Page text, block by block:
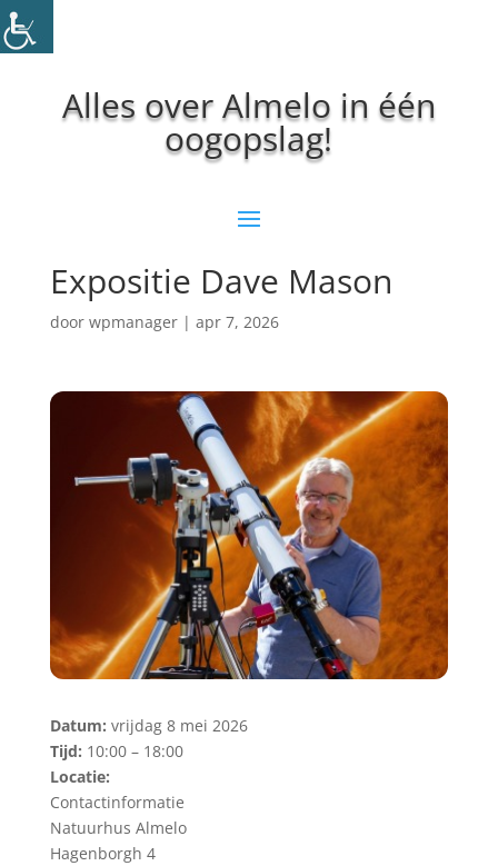
Alles over Almelo in één
oogopslag!
Expositie Dave Mason
door wpmanager| apr 7, 2026
Datum: vrijdag 8 mei 2026
Tijd: 10:00 – 18:00
Locatie:
Contactinformatie
Natuurhus Almelo
Hagenborgh 4